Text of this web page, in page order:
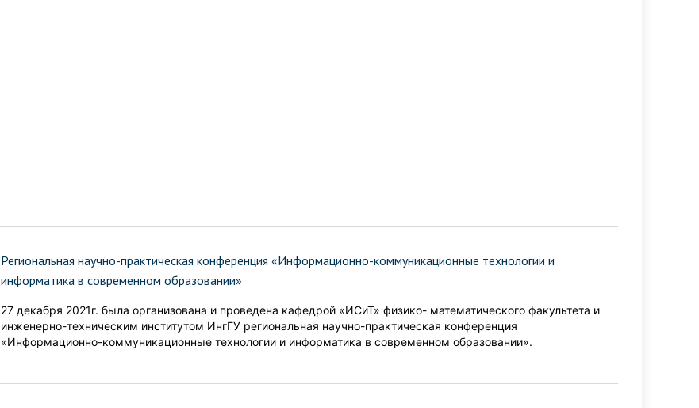
Региональная научно-практическая конференция «Информационно-коммуникационные технологии и
информатика в современном образовании»
27 декабря 2021г. была организована и проведена кафедрой «ИСиТ» физико- математического факультета и
инженерно-техническим институтом ИнгГУ региональная научно-практическая конференция
«Информационно-коммуникационные технологии и информатика в современном образовании».